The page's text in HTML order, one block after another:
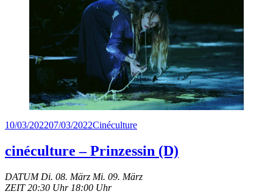
Veröffentlicht
10/03/202207/03/2022Kategorien
Cinéculture
cinéculture – Prinzessin (D)
DATUM Di. 08. März Mi. 09. März
ZEIT 20:30 Uhr 18:00 Uhr